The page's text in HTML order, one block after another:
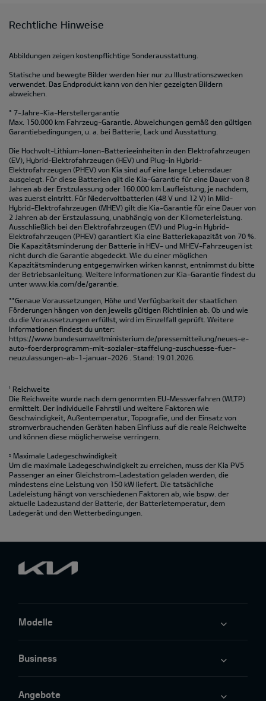
Rechtliche Hinweise
Abbildungen zeigen kostenpflichtige Sonderausstattung.
Statische und bewegte Bilder werden hier nur zu Illustrationszwecken
verwendet. Das Endprodukt kann von den hier gezeigten Bildern
abweichen.
* 7-Jahre-Kia-Herstellergarantie
Max. 150.000 km Fahrzeug-Garantie. Abweichungen gemäß den gültigen
Garantiebedingungen, u. a. bei Batterie, Lack und Ausstattung.
Die Hochvolt-Lithium-Ionen-Batterieeinheiten in den Elektrofahrzeugen
(EV), Hybrid-Elektrofahrzeugen (HEV) und Plug-in Hybrid-
Elektrofahrzeugen (PHEV) von Kia sind auf eine lange Lebensdauer
ausgelegt. Für diese Batterien gilt die Kia-Garantie für eine Dauer von 8
Jahren ab der Erstzulassung oder 160.000 km Laufleistung, je nachdem,
was zuerst eintritt. Für Niedervoltbatterien (48 V und 12 V) in Mild-
Hybrid-Elektrofahrzeugen (MHEV) gilt die Kia-Garantie für eine Dauer von
2 Jahren ab der Erstzulassung, unabhängig von der Kilometerleistung.
Ausschließlich bei den Elektrofahrzeugen (EV) und Plug-in Hybrid-
Elektrofahrzeugen (PHEV) garantiert Kia eine Batteriekapazität von 70 %.
Die Kapazitätsminderung der Batterie in HEV- und MHEV-Fahrzeugen ist
nicht durch die Garantie abgedeckt. Wie du einer möglichen
Kapazitätsminderung entgegenwirken wirken kannst, entnimmst du bitte
der Betriebsanleitung. Weitere Informationen zur Kia-Garantie findest du
unter www.kia.com/de/garantie.
**Genaue Voraussetzungen, Höhe und Verfügbarkeit der staatlichen
Förderungen hängen von den jeweils gültigen Richtlinien ab. Ob und wie
du die Voraussetzungen erfüllst, wird im Einzelfall geprüft. Weitere
Informationen findest du unter:
https://www.bundesumweltministerium.de/pressemitteilung/neues-e-
auto-foerderprogramm-mit-sozialer-staffelung-zuschuesse-fuer-
neuzulassungen-ab-1-januar-2026 . Stand: 19.01.2026.
¹ Reichweite
Die Reichweite wurde nach dem genormten EU-Messverfahren (WLTP)
ermittelt. Der individuelle Fahrstil und weitere Faktoren wie
Geschwindigkeit, Außentemperatur, Topografie‚ und der Einsatz von
stromverbrauchenden Geräten haben Einfluss auf die reale Reichweite
und können diese möglicherweise verringern.
2
Maximale Ladegeschwindigkeit
Um die maximale Ladegeschwindigkeit zu erreichen, muss der Kia PV5
Passenger an einer Gleichstrom-Ladestation geladen werden, die
mindestens eine Leistung von 150 kW liefert. Die tatsächliche
Ladeleistung hängt von verschiedenen Faktoren ab, wie bspw. der
aktuelle Ladezustand der Batterie, der Batterietemperatur, dem
Ladegerät und den Wetterbedingungen.
Modelle
Business
Angebote